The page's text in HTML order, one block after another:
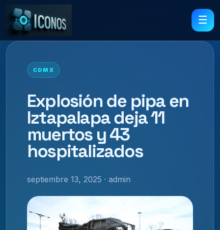
☰
CDMX
Explosión de pipa en
Iztapalapa deja 11
muertos y 43
hospitalizados
septiembre 13, 2025 · admin